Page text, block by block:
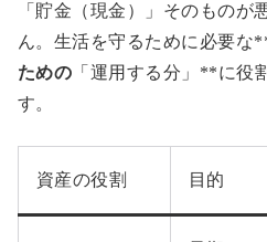
「貯金（現金）」そのものが
ん。生活を守るために必要な
ための 「運用する分」**に役
す。
資産の役割 目的